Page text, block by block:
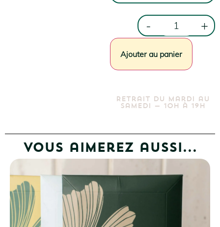
6,80 €
Total des options
0,00 €
Total général
- +
Ajouter au panier
Retrait du mardi au
samedi — 10h à 19h
Vous aimerez aussi...